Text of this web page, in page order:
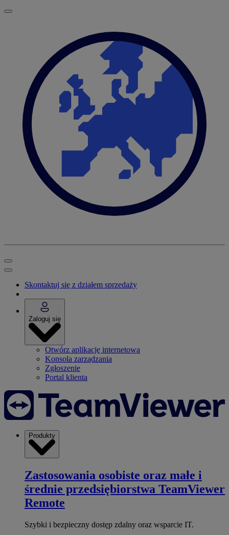
Skontaktuj się z działem sprzedaży
Zaloguj się
Otwórz aplikację internetową
Konsola zarządzania
Zgłoszenie
Portal klienta
Produkty
Zastosowania osobiste oraz małe i
średnie przedsiębiorstwa TeamViewer
Remote
Szybki i bezpieczny dostęp zdalny oraz wsparcie IT.